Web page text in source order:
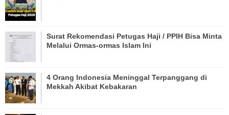
Surat Rekomendasi Petugas Haji / PPIH Bisa Minta
Melalui Ormas-ormas Islam Ini
4 Orang Indonesia Meninggal Terpanggang di
Mekkah Akibat Kebakaran